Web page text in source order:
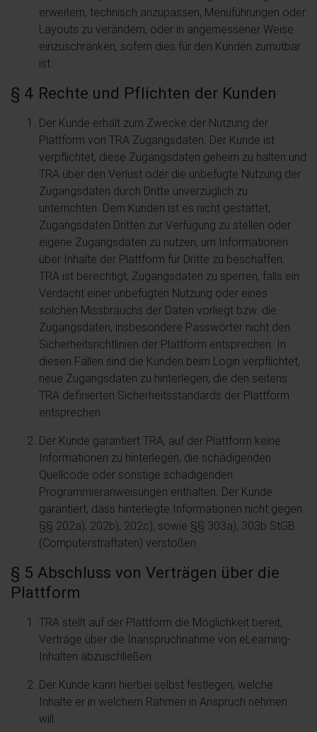
erweitern, technisch anzupassen, Menüführungen oder
Layouts zu verändern, oder in angemessener Weise
einzuschränken, sofern dies für den Kunden zumutbar
ist.
§ 4 Rechte und Pflichten der Kunden
Der Kunde erhält zum Zwecke der Nutzung der
Plattform von TRA Zugangsdaten. Der Kunde ist
verpflichtet, diese Zugangsdaten geheim zu halten und
TRA über den Verlust oder die unbefugte Nutzung der
Zugangsdaten durch Dritte unverzüglich zu
unterrichten. Dem Kunden ist es nicht gestattet,
Zugangsdaten Dritten zur Verfügung zu stellen oder
eigene Zugangsdaten zu nutzen, um Informationen
über Inhalte der Plattform für Dritte zu beschaffen.
TRA ist berechtigt, Zugangsdaten zu sperren, falls ein
Verdacht einer unbefugten Nutzung oder eines
solchen Missbrauchs der Daten vorliegt bzw. die
Zugangsdaten, insbesondere Passwörter nicht den
Sicherheitsrichtlinien der Plattform entsprechen. In
diesen Fällen sind die Kunden beim Login verpflichtet,
neue Zugangsdaten zu hinterlegen, die den seitens
TRA definierten Sicherheitsstandards der Plattform
entsprechen.
Der Kunde garantiert TRA, auf der Plattform keine
Informationen zu hinterlegen, die schädigenden
Quellcode oder sonstige schädigenden
Programmieranweisungen enthalten. Der Kunde
garantiert, dass hinterlegte Informationen nicht gegen
§§ 202a), 202b), 202c), sowie §§ 303a), 303b StGB
(Computerstraftaten) verstoßen.
§ 5 Abschluss von Verträgen über die
Plattform
TRA stellt auf der Plattform die Möglichkeit bereit,
Verträge über die Inanspruchnahme von eLearning-
Inhalten abzuschließen.
Der Kunde kann hierbei selbst festlegen, welche
Inhalte er in welchem Rahmen in Anspruch nehmen
will.